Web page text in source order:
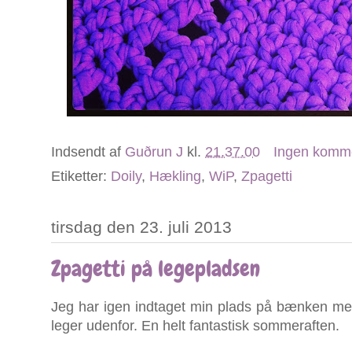
Indsendt af Guðrun J kl. 21.37.00
Ingen
Etiketter: Doily, Hækling, WiP, Zpagetti
tirsdag den 23. juli 2013
Zpagetti på legepladsen
Jeg har igen indtaget min plads på bænken
leger udenfor. En helt fantastisk sommeraften.